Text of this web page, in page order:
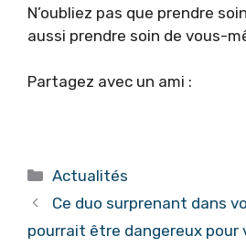
N’oubliez pas que prendre
aussi prendre soin de vous-
Partagez avec un ami :
Catégories
Actualités
Ce duo surprenant dans
pourrait être dangereux pour